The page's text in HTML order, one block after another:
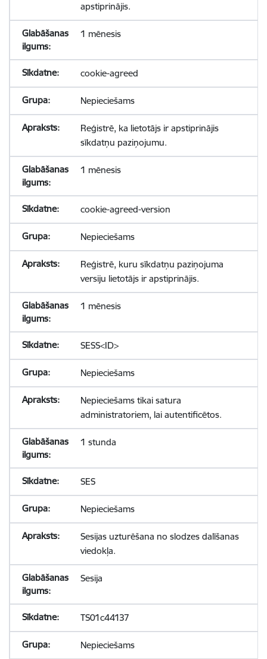
apstiprinājis.
1 mēnesis
cookie-agreed
Nepieciešams
Reģistrē, ka lietotājs ir apstiprinājis
sīkdatņu paziņojumu.
1 mēnesis
cookie-agreed-version
Nepieciešams
Reģistrē, kuru sīkdatņu paziņojuma
versiju lietotājs ir apstiprinājis.
1 mēnesis
SESS<ID>
Nepieciešams
Nepieciešams tikai satura
administratoriem, lai autentificētos.
1 stunda
SES
Nepieciešams
Sesijas uzturēšana no slodzes dalīšanas
viedokļa.
Sesija
TS01c44137
Nepieciešams